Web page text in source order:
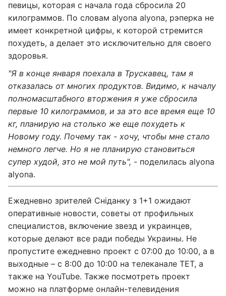
певицы, которая с начала года сбросила 20
килограммов. По словам alyona alyona, рэперка не
имеет конкретной цифры, к которой стремится
похудеть, а делает это исключительно для своего
здоровья.
"Я в конце января поехала в Трускавец, там я
отказалась от многих продуктов. Видимо, к началу
полномасштабного вторжения я уже сбросила
первые 10 килограммов, и за это все время еще 10
кг, планирую на столько же еще похудеть к
Новому году. Почему так - хочу, чтобы мне стало
немного легче. Но я не планирую становиться
супер худой, это не мой путь", - поделилась alyona
alyona.
Ежедневно зрителей Сніданку з 1+1 ожидают
оперативные новости, советы от профильных
специалистов, включение звезд и украинцев,
которые делают все ради победы Украины. Не
пропустите ежедневно проект с 07:00 до 10:00, а в
выходные – с 8:00 до 10:00 на телеканале ТЕТ, а
также на YouTube. Также посмотреть проект
можно на платформе онлайн-телевидения